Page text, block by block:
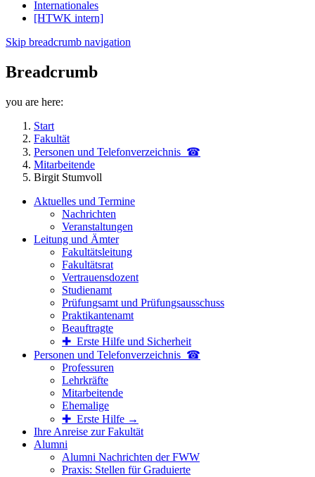
Internationales
[HTWK intern]
Skip breadcrumb navigation
Breadcrumb
you are here:
Start
Fakultät
Personen und Telefon­verzeichnis ☎
Mitarbeitende
Birgit Stumvoll
Aktuelles und Termine
Nachrichten
Veranstaltungen
Leitung und Ämter
Fakultätsleitung
Fakultätsrat
Vertrauensdozent
Studienamt
Prüfungsamt und Prüfungsausschuss
Praktikantenamt
Beauftragte
✚ Erste Hilfe und Sicherheit
Personen und Telefon­verzeichnis ☎
Professuren
Lehrkräfte
Mitarbeitende
Ehemalige
✚ Erste Hilfe →
Ihre Anreise zur Fakultät
Alumni
Alumni Nachrichten der FWW
Praxis: Stellen für Graduierte